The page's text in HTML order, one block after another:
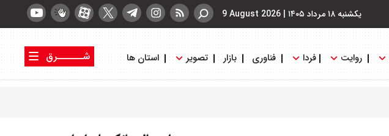
یکشنبه ۱۸ مرداد ۱۴۰۵ |
9 August 2026
روایت فردا فناوری بازار تصویر استان ها
شــــــرق